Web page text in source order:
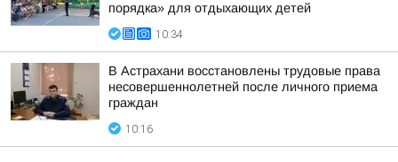
порядка» для отдыхающих детей
10:34
В Астрахани восстановлены трудовые права
несовершеннолетней после личного приема
граждан
10:16